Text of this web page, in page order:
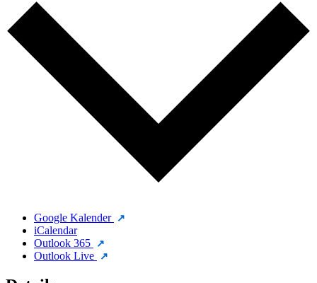
Google Kalender
iCalendar
Outlook 365
Outlook Live